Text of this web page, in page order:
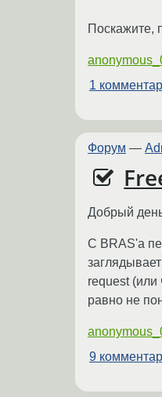
Поскажите,
1
Форум —
Добрый
С BRAS'a
request (или
равно не
9